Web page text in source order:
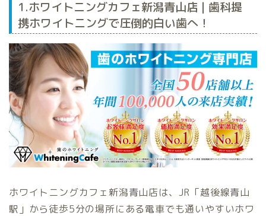
1.ホワイトニングカフェ新潟青山店 | 歯科提
携ホワイトニングで圧倒的白い歯へ！
ホワイトニングカフェ新潟青山店は、JR「越後線青山
駅」から徒歩5分の場所にある電車でも通いやすいホワ